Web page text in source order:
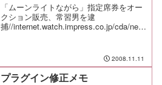
「ムーンライトながら」指定席券をオー
クション販売、常習男を逮
捕//internet.watch.impress.co.jp/cda/new
2008.11.11
プラグイン修正メモ